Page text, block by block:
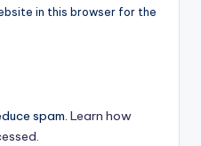
in this browser for the
spam. Learn how